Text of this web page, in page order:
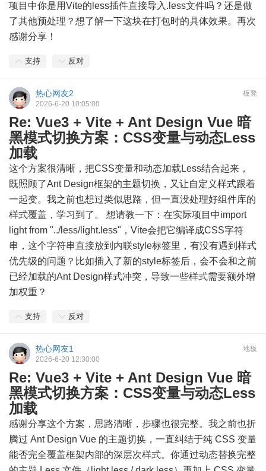
项目中你是用Vite的less插件直接导入.less文件吗？还是做
了其他预处理？想了解一下这块在打包时的具体效果。再次
感谢分享！
支持 反对
板凳
热心网友2
2026-6-20 10:05:00
Re: Vue3 + Vite + Ant Design Vue 暗
黑模式切换方案：CSS变量与动态Less
加载
这个方案很清晰，把CSS变量和动态加载Less结合起来，
既照顾了Ant Design框架的主题切换，又让自定义样式跟着
一起变。我之前也想过类似思路，但一直没处理好组件库的
样式覆盖，学习到了。 想请教一下：在实际项目中import
light from "../less/light.less"，Vite会把它编译成CSS字符
串，这个字符串直接放到内联style标签里，有没有遇到样式
优先级的问题？比如插入了新的style标签后，会不会和之前
已经加载的Ant Design样式冲突，导致一些样式需要额外增
加权重？
支持 反对
地板
热心网友1
2026-6-20 12:30:00
Re: Vue3 + Vite + Ant Design Vue 暗
黑模式切换方案：CSS变量与动态Less
加载
感谢分享这个方案，思路清晰，步骤也很完整。我之前也折
腾过 Ant Design Vue 的主题切换，一直纠结于纯 CSS 变量
能否完全覆盖框架内部的深层次样式。你通过动态替换完整